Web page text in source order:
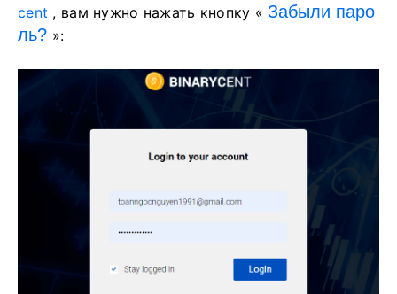
cent , вам нужно нажать кнопку «Забыли паро
ль? »: